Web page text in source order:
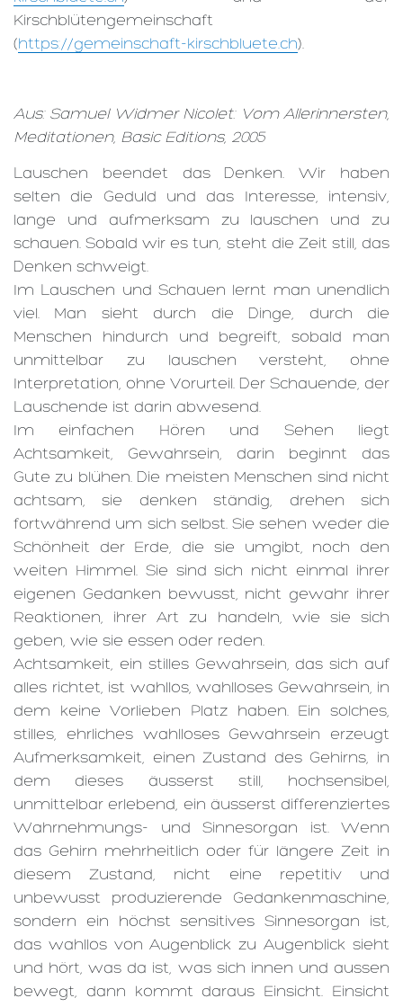
Kirschblütengemeinschaft
(https://gemeinschaft-kirschbluete.ch).
Aus: Samuel Widmer Nicolet: Vom Allerinnersten,
Meditationen, Basic Editions, 2005
Lauschen beendet das Denken. Wir haben
selten die Geduld und das Interesse, intensiv,
lange und aufmerksam zu lauschen und zu
schauen. Sobald wir es tun, steht die Zeit still, das
Denken schweigt.
Im Lauschen und Schauen lernt man unendlich
viel. Man sieht durch die Dinge, durch die
Menschen hindurch und begreift, sobald man
unmittelbar zu lauschen versteht, ohne
Interpretation, ohne Vorurteil. Der Schauende, der
Lauschende ist darin abwesend.
Im einfachen Hören und Sehen liegt
Achtsamkeit, Gewahrsein, darin beginnt das
Gute zu blühen. Die meisten Menschen sind nicht
achtsam, sie denken ständig, drehen sich
fortwährend um sich selbst. Sie sehen weder die
Schönheit der Erde, die sie umgibt, noch den
weiten Himmel. Sie sind sich nicht einmal ihrer
eigenen Gedanken bewusst, nicht gewahr ihrer
Reaktionen, ihrer Art zu handeln, wie sie sich
geben, wie sie essen oder reden.
Achtsamkeit, ein stilles Gewahrsein, das sich auf
alles richtet, ist wahllos, wahlloses Gewahrsein, in
dem keine Vorlieben Platz haben. Ein solches,
stilles, ehrliches wahlloses Gewahrsein erzeugt
Aufmerksamkeit, einen Zustand des Gehirns, in
dem dieses äusserst still, hochsensibel,
unmittelbar erlebend, ein äusserst differenziertes
Wahrnehmungs- und Sinnesorgan ist. Wenn
das Gehirn mehrheitlich oder für längere Zeit in
diesem Zustand, nicht eine repetitiv und
unbewusst produzierende Gedankenmaschine,
sondern ein höchst sensitives Sinnesorgan ist,
das wahllos von Augenblick zu Augenblick sieht
und hört, was da ist, was sich innen und aussen
bewegt, dann kommt daraus Einsicht. Einsicht